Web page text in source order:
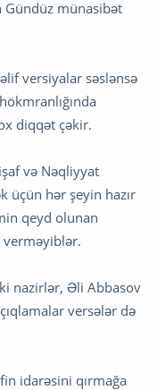
Gündüz münasibət
versiyalar səslənsə
diqqət çəkir.
və Nəqliyyat
üçün hər şeyin hazır
qeyd olunan
nazirlər, Əli Abbasov
versələr də
idarəsini qırmağa